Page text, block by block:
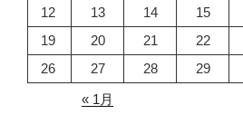
12
13 14 15
19
20 21 22
26
27 28
29
« 1月